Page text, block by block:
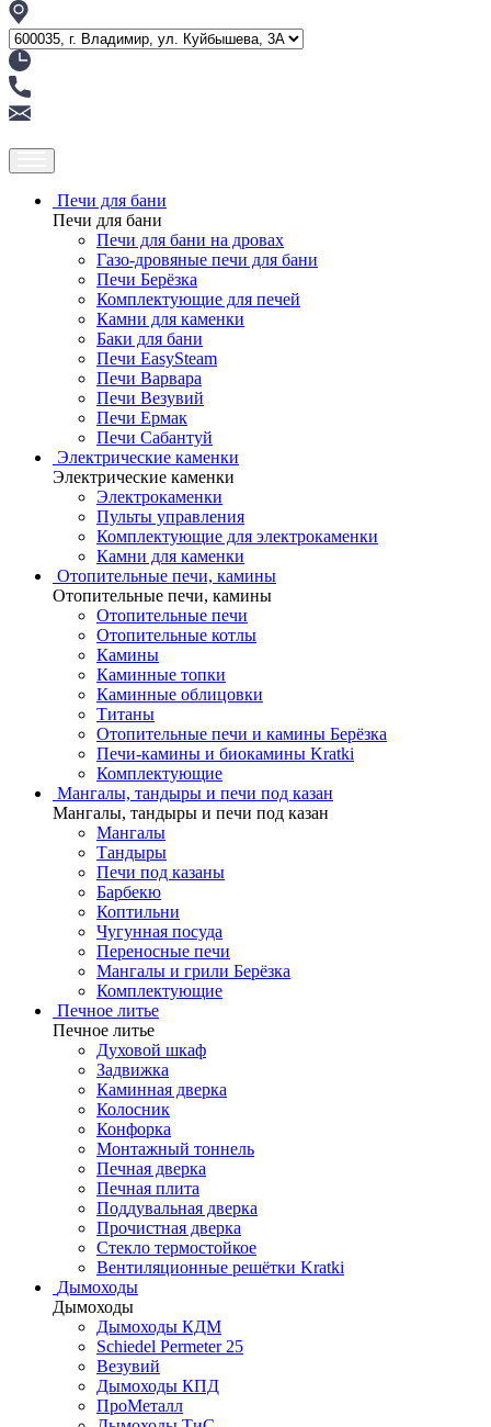
Печи для бани
Печи для бани
Печи для бани на дровах
Газо-дровяные печи для бани
Печи Берёзка
Комплектующие для печей
Камни для каменки
Баки для бани
Печи EasySteam
Печи Варвара
Печи Везувий
Печи Ермак
Печи Сабантуй
Электрические каменки
Электрические каменки
Электрокаменки
Пульты управления
Комплектующие для электрокаменки
Камни для каменки
Отопительные печи, камины
Отопительные печи, камины
Отопительные печи
Отопительные котлы
Камины
Каминные топки
Каминные облицовки
Титаны
Отопительные печи и камины Берёзка
Печи-камины и биокамины Kratki
Комплектующие
Мангалы, тандыры и печи под казан
Мангалы, тандыры и печи под казан
Мангалы
Тандыры
Печи под казаны
Барбекю
Коптильни
Чугунная посуда
Переносные печи
Мангалы и грили Берёзка
Комплектующие
Печное литье
Печное литье
Духовой шкаф
Задвижка
Каминная дверка
Колосник
Конфорка
Монтажный тоннель
Печная дверка
Печная плита
Поддувальная дверка
Прочистная дверка
Стекло термостойкое
Вентиляционные решётки Kratki
Дымоходы
Дымоходы
Дымоходы КДМ
Schiedel Permeter 25
Везувий
Дымоходы КПД
ПроМеталл